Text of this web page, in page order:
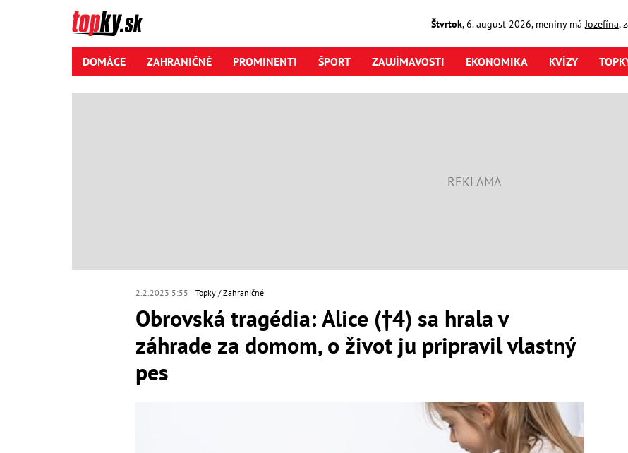
Štvrtok,6. august2026, meniny má Jozefína,
DOMÁCE ZAHRANIČNÉ PROMINENTI ŠPORT ZAUJÍMAVOSTI EKONOMIKA KVÍZY
2.2.2023 5:55 Topky Zahraničné
Obrovská tragédia: Alice (†4) sa hrala v
záhrade za domom, o život ju pripravil vlastný
pes